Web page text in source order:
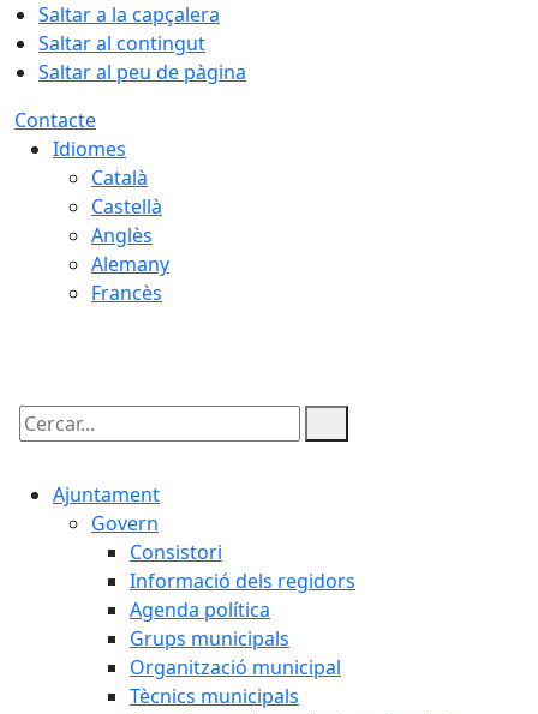
Saltar a la capçalera
Saltar al contingut
Saltar al peu de pàgina
Contacte
Idiomes
Català
Castellà
Anglès
Alemany
Francès
Cercar:
Ajuntament
Govern
Consistori
Informació dels regidors
Agenda política
Grups municipals
Organització municipal
Tècnics municipals